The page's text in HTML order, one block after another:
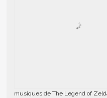
musiques de The Legend of